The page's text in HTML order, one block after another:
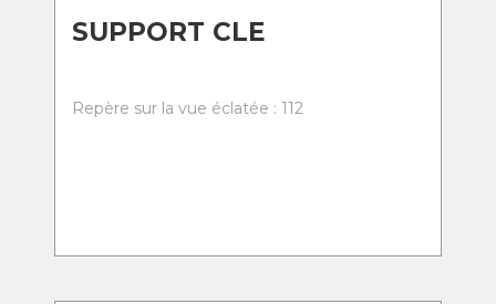
SUPPORT CLE
Repère sur la vue éclatée : 112